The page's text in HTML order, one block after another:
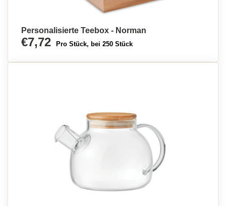
Personalisierte Teebox - Norman
€7,72 Pro Stück, bei 250 Stück